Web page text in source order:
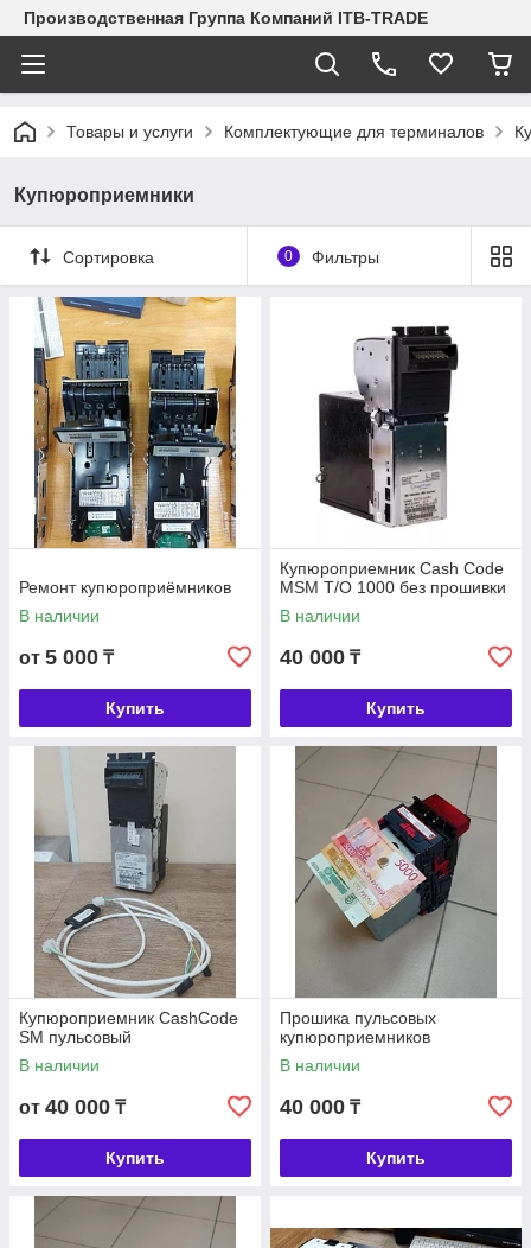
Производственная Группа Компаний ITB-TRADE
Товары и услуги Комплектующие для терминалов
Купюроприемники
Сортировка 0 Фильтры
Ремонт купюроприёмников
В наличии
от 5 000 ₸
Купить
Купюроприемник Cash Code
MSM Т/О 1000 без прошивки
В наличии
40 000 ₸
Купить
Купюроприемник CashCode
SM пульсовый
В наличии
от 40 000 ₸
Купить
Прошика пульсовых
купюроприемников
В наличии
40 000 ₸
Купить